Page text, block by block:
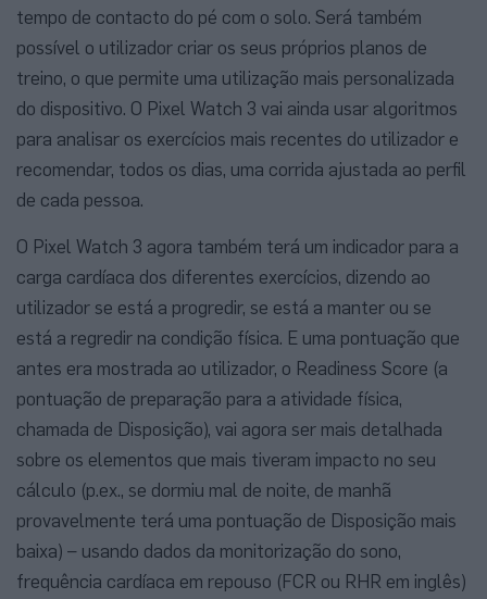
tempo de contacto do pé com o solo. Será também
possível o utilizador criar os seus próprios planos de
treino, o que permite uma utilização mais personalizada
do dispositivo. O Pixel Watch 3 vai ainda usar algoritmos
para analisar os exercícios mais recentes do utilizador e
recomendar, todos os dias, uma corrida ajustada ao perfil
de cada pessoa.
O Pixel Watch 3 agora também terá um indicador para a
carga cardíaca dos diferentes exercícios, dizendo ao
utilizador se está a progredir, se está a manter ou se
está a regredir na condição física. E uma pontuação que
antes era mostrada ao utilizador, o Readiness Score (a
pontuação de preparação para a atividade física,
chamada de Disposição), vai agora ser mais detalhada
sobre os elementos que mais tiveram impacto no seu
cálculo (p.ex., se dormiu mal de noite, de manhã
provavelmente terá uma pontuação de Disposição mais
baixa) – usando dados da monitorização do sono,
frequência cardíaca em repouso (FCR ou RHR em inglês)